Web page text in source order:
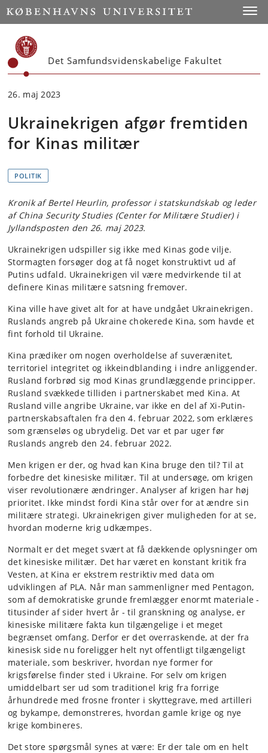
Start
Det Samfundsvidenskabelige Fakultet
26. maj 2023
Ukrainekrigen afgør fremtiden
for Kinas militær
POLITIK
Kronik af Bertel Heurlin, professor i statskundskab og leder
af China Security Studies (Center for Militære Studier) i
Jyllandsposten den 26. maj 2023.
Ukrainekrigen udspiller sig ikke med Kinas gode vilje.
Stormagten forsøger dog at få noget konstruktivt ud af
Putins udfald. Ukrainekrigen vil være medvirkende til at
definere Kinas militære satsning fremover.
Kina ville have givet alt for at have undgået Ukrainekrigen.
Ruslands angreb på Ukraine chokerede Kina, som havde et
fint forhold til Ukraine.
Kina prædiker om nogen overholdelse af suverænitet,
territoriel integritet og ikkeindblanding i indre anliggender.
Rusland forbrød sig mod Kinas grundlæggende principper.
Rusland svækkede tilliden i partnerskabet med Kina. At
Rusland ville angribe Ukraine, var ikke en del af Xi-Putin-
partnerskabsaftalen fra den 4. februar 2022, som erklæres
som grænseløs og ubrydelig. Det var et par uger før
Ruslands angreb den 24. februar 2022.
Men krigen er der, og hvad kan Kina bruge den til? Til at
forbedre det kinesiske militær. Til at undersøge, om krigen
viser revolutionære ændringer. Analyser af krigen har høj
prioritet. Ikke mindst fordi Kina står over for at ændre sin
militære strategi. Ukrainekrigen giver muligheden for at se,
hvordan moderne krig udkæmpes.
Normalt er det meget svært at få dækkende oplysninger om
det kinesiske militær. Det har været en konstant kritik fra
Vesten, at Kina er ekstrem restriktiv med data om
udviklingen af PLA. Når man sammenligner med Pentagon,
som af demokratiske grunde fremlægger enormt materiale -
titusinder af sider hvert år - til granskning og analyse, er
kinesiske militære fakta kun tilgængelige i et meget
begrænset omfang. Derfor er det overraskende, at der fra
kinesisk side nu foreligger helt nyt offentligt tilgængeligt
materiale, som beskriver, hvordan nye former for
krigsførelse finder sted i Ukraine. For selv om krigen
umiddelbart ser ud som traditionel krig fra forrige
århundrede med frosne fronter i skyttegrave, med artilleri
og bykampe, demonstreres, hvordan gamle krige og nye
krige kombineres.
Det store spørgsmål synes at være: Er der tale om en helt